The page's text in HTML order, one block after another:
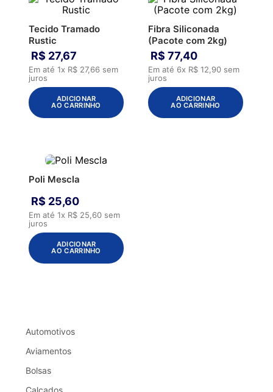
Tecido Tramado
Rustic
R$ 27,67
Em até1x R$ 27,66 sem
juros
ADICIONAR
AO CARRINHO
Fibra Siliconada
(Pacote com 2kg)
R$ 77,40
Em até 6x R$ 12,90 sem
juros
ADICIONAR
AO CARRINHO
Poli Mescla
R$ 25,60
Em até1x R$ 25,60 sem
juros
ADICIONAR
AO CARRINHO
Automotivos
Aviamentos
Bolsas
Calçados